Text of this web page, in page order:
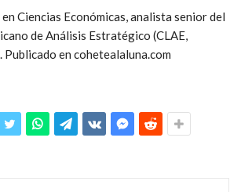
Ciencias Económicas, analista senior del
de Análisis Estratégico (CLAE,
Publicado en cohetealaluna.com